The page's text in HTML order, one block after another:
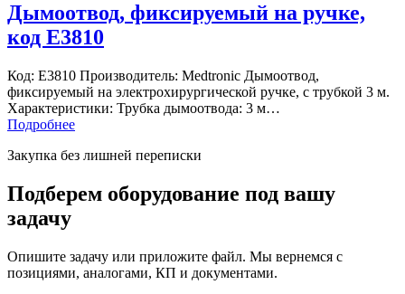
Дымоотвод, фиксируемый на ручке,
код Е3810
Код: Е3810 Производитель: Medtronic Дымоотвод,
фиксируемый на электрохирургической ручке, с трубкой 3 м.
Характеристики: Трубка дымоотвода: 3 м…
Подробнее
Закупка без лишней переписки
Подберем оборудование под вашу
задачу
Опишите задачу или приложите файл. Мы вернемся с
позициями, аналогами, КП и документами.